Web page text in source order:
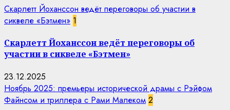
Скарлетт Йоханссон ведёт переговоры об участии в
сиквеле «Бэтмен» 1
Скарлетт Йоханссон ведёт переговоры об
участии в сиквеле «Бэтмен»
23.12.2025
Ноябрь 2025: премьеры исторической драмы с Рэйфом
Файнсом и триллера с Рами Малеком 2